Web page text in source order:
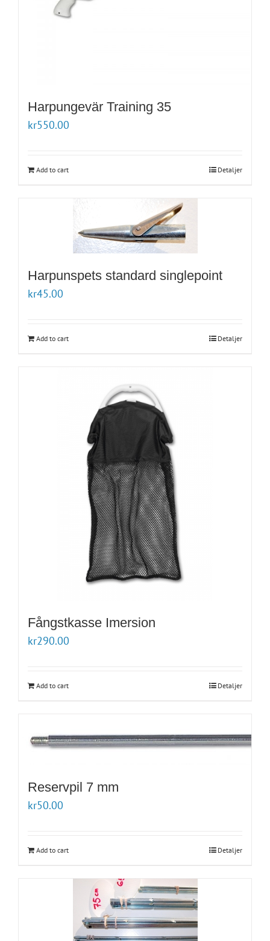
Harpungevär Training 35
kr550.00
Add to cart Detaljer
Harpunspets standard singlepoint
kr45.00
Add to cart Detaljer
Fångstkasse Imersion
kr290.00
Add to cart Detaljer
Reservpil 7 mm
kr50.00
Add to cart Detaljer